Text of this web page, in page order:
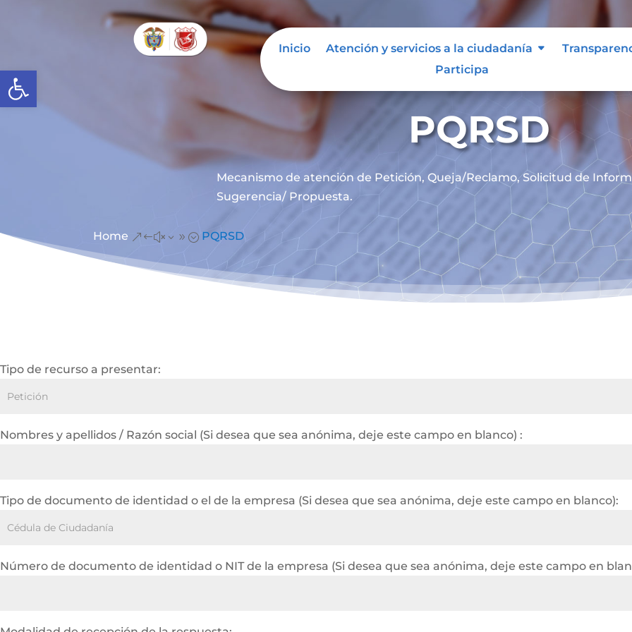
Abrir barra de herramientas
Inicio Atención y servicios a la ciudadanía
Participa
PQRSD
Mecanismo de atención de Petición, Queja/Reclamo, Solicitud de
Sugerencia/ Propuesta.
Home &#x39; PQRSD
Tipo de recurso a presentar:
Nombres y apellidos / Razón social (Si desea que sea anónima, deje este campo en blanco) :
Tipo de documento de identidad o el de la empresa (Si desea que sea anónima, deje este campo en blanco):
Número de documento de identidad o NIT de la empresa (Si desea que sea anónima, deje este campo en